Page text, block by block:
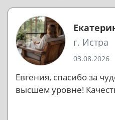
г. Истра
03.08.2026
Евгения, спасибо за
высшем уровне!